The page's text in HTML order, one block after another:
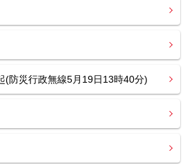
(防災行政無線5月19日13時40分)